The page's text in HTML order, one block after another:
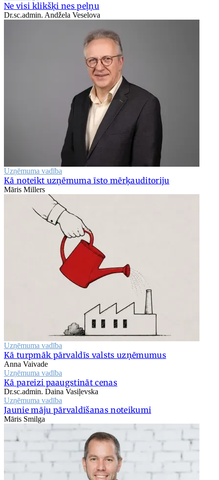
Ne visi klikšķi nes peļņu
Dr.sc.admin. Andžela Veselova
Uzņēmuma vadība
Kā noteikt uzņēmuma īsto mērķauditoriju
Māris Millers
Uzņēmuma vadība
Kā turpmāk pārvaldīs valsts uzņēmumus
Anna Vaivade
Uzņēmuma vadība
Kā pareizi paaugstināt cenas
Dr.sc.admin. Daina Vasiļevska
Uzņēmuma vadība
Jaunie māju pārvaldīšanas noteikumi
Māris Smilga